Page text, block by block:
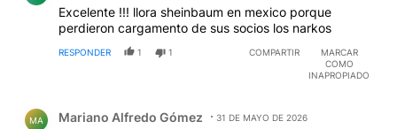
Excelente !!! llora sheinbaum en mexico porque
perdieron cargamento de sus socios los narkos
RESPONDER 1 1 COMPARTIR
MARCAR
COMO
INAPROPIADO
MA Mariano Alfredo Gómez 31 DE MAYO DE 2026